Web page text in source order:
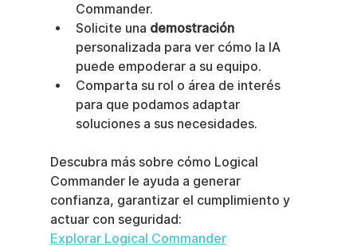
Commander.
Solicite una demostración
personalizada para ver cómo la IA
puede empoderar a su equipo.
Comparta su rol o área de interés
para que podamos adaptar
soluciones a sus necesidades.
Descubra más sobre cómo Logical
Commander le ayuda a generar
confianza, garantizar el cumplimiento y
actuar con seguridad:
Explorar Logical Commander